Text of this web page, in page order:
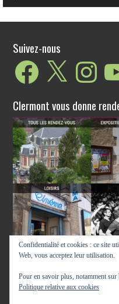
Suivez-nous
Facebook X Instagram
Clermont vous donne
Confidentialité et cookies : ce site
Web, vous acceptez leur utilisation.
Pour en savoir plus, notamment
Politique relative aux cookies